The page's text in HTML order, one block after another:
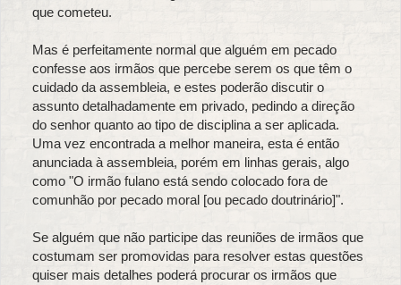
que cometeu.
Mas é perfeitamente normal que alguém em pecado
confesse aos irmãos que percebe serem os que têm o
cuidado da assembleia, e estes poderão discutir o
assunto detalhadamente em privado, pedindo a direção
do senhor quanto ao tipo de disciplina a ser aplicada.
Uma vez encontrada a melhor maneira, esta é então
anunciada à assembleia, porém em linhas gerais, algo
como "O irmão fulano está sendo colocado fora de
comunhão por pecado moral [ou pecado doutrinário]".
Se alguém que não participe das reuniões de irmãos que
costumam ser promovidas para resolver estas questões
quiser mais detalhes poderá procurar os irmãos que